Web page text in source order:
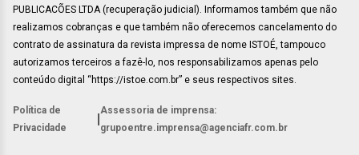
PUBLICACÕES LTDA (recuperação judicial). Informamos também que não
realizamos cobranças e que também não oferecemos cancelamento do
contrato de assinatura da revista impressa de nome ISTOÉ, tampouco
autorizamos terceiros a fazê-lo, nos responsabilizamos apenas pelo
conteúdo digital “https://istoe.com.br” e seus respectivos sites.
Política de
Privacidade
Assessoria de imprensa:
grupoentre.imprensa@agenciafr.com.br